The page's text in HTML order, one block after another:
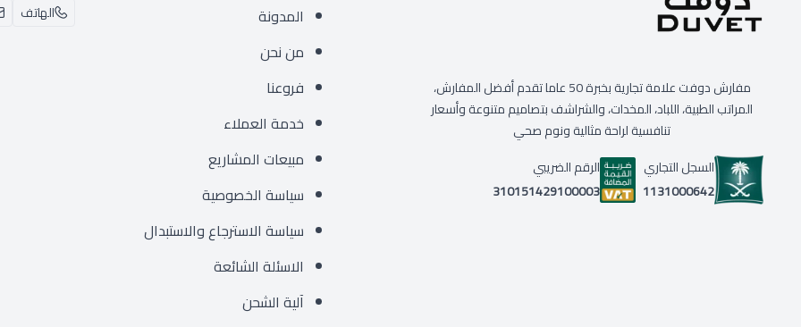
مفارش دوفت علامة تجارية بخبرة 50 عاما تقدم أفضل المفارش،
المراتب الطبية، اللباد، المخدات، والشراشف بتصاميم متنوعة وأسعار
تنافسية لراحة مثالية ونوم صحي
السجل التجاري
1131000642
الرقم الضريبي
310151429100003
المدونة
من نحن
فروعنا
خدمة العملاء
مبيعات المشاريع
سياسة الخصوصية
سياسة الاسترجاع والاستبدال
الاسئلة الشائعة
آلية الشحن
الهاتف